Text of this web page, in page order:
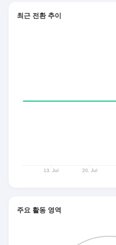
최근 전환 추이
주요 활동 영역